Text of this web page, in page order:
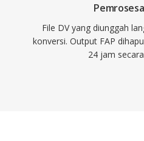
File DV yang diunggah
konversi. Output FAP
24 jam